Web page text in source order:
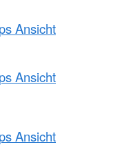
Ansicht
Ansicht
Ansicht